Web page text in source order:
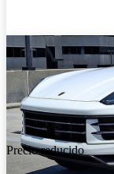
Precio reducido